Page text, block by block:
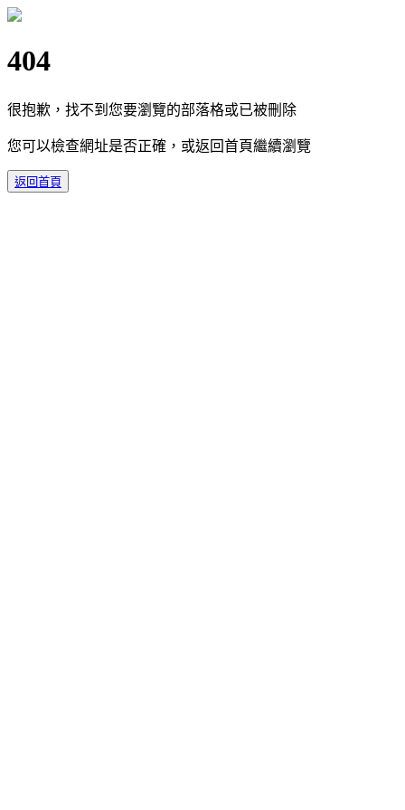
404
很抱歉，找不到您要瀏覽的部落格或已被刪除
您可以檢查網址是否正確，或返回首頁繼續瀏覽
返回首頁